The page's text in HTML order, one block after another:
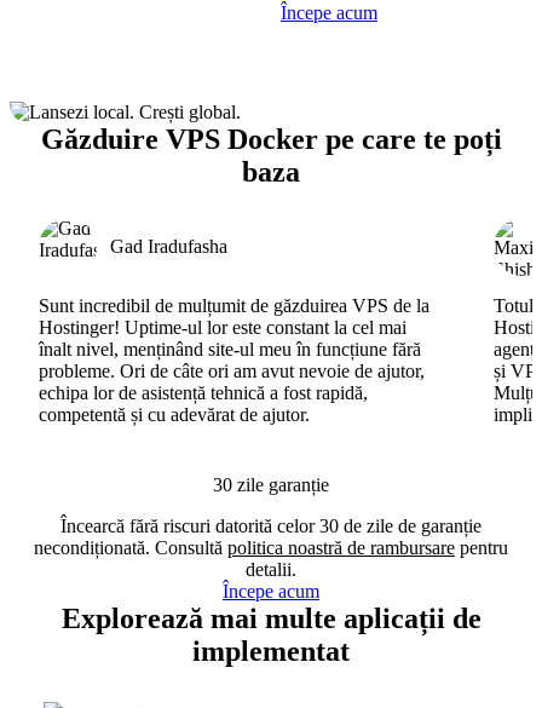
Începe acum
Găzduire VPS Docker pe care te poți
baza
Gad Iradufasha
Sunt incredibil de mulțumit de găzduirea VPS de la
Hostinger! Uptime-ul lor este constant la cel mai
înalt nivel, menținând site-ul meu în funcțiune fără
probleme. Ori de câte ori am avut nevoie de ajutor,
echipa lor de asistență tehnică a fost rapidă,
competentă și cu adevărat de ajutor.
Totul
și
30 zile garanție
Încearcă fără riscuri datorită celor 30 de zile de garanție
necondiționată. Consultă politica noastră de rambursare pentru
detalii.
Începe acum
Explorează mai multe aplicații de
implementat